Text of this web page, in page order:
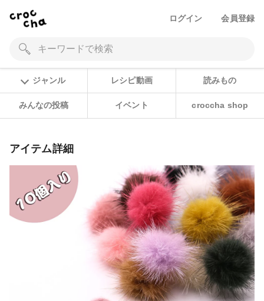
ログイン 会員登録
ジャンル レシピ動画 読みもの
みんなの投稿 イベント croccha shop
アイテム詳細